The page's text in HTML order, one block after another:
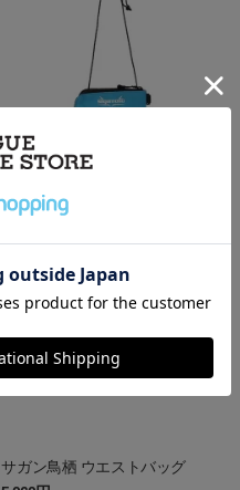
チョイセストショルダー
サガン鳥栖 ウエストバッグ